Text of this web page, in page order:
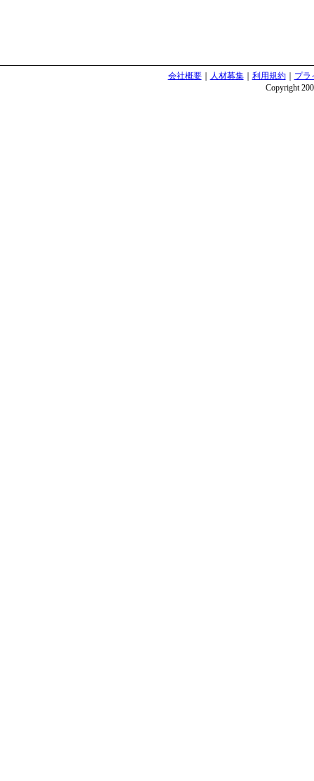
会社概要｜ 人材募集｜ 利用規約｜ プラ
Copyright